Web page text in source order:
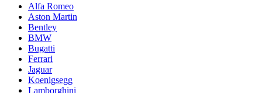
Alfa Romeo
Aston Martin
Bentley
BMW
Bugatti
Ferrari
Jaguar
Koenigsegg
Lamborghini